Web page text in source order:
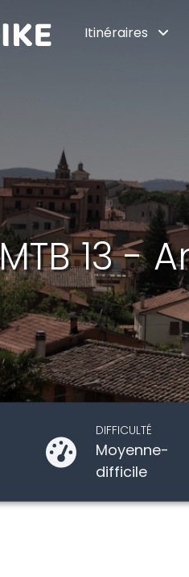
Itinéraires
13 -
DIFFICULTÉ
Moyenne-
difficile